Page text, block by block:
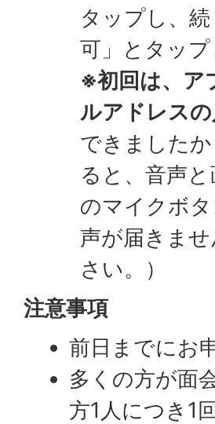
タップし、
可」とタッ
※初回は、ア
ルアドレス
できました
ると、音声
のマイクボ
声が届きま
さい。）
注意事項
前日までにお
多くの方が面
方1人につき1